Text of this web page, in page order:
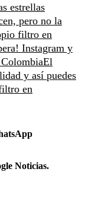
estrellas
pero no la
filtro en
Instagram y
El
y así puedes
en
Noticias.